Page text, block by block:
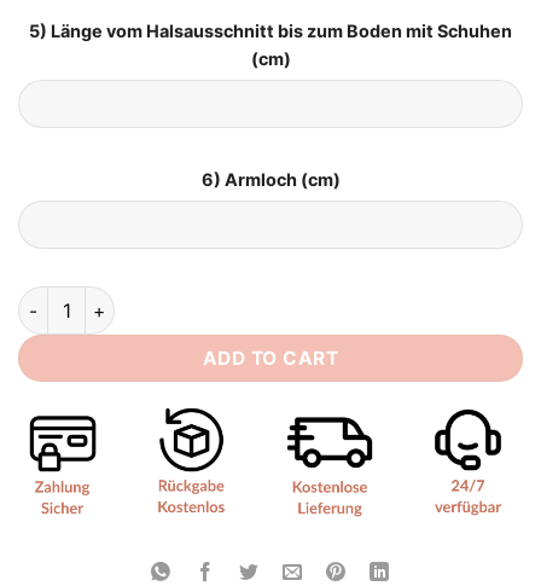
5) Länge vom Halsausschnitt bis zum Boden mit Schuhen
(cm)
6) Armloch (cm)
Brautkleid Empire Schlicht quantity
ADD TO CART